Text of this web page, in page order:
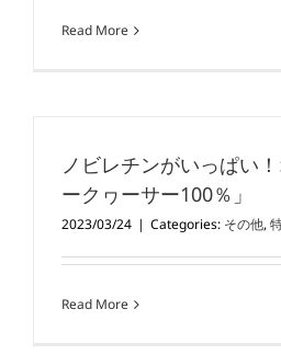
Read More
ノビレチンがいっぱい
ークヮーサー100％」
2023/03/24 | Categories: その他,
Read More